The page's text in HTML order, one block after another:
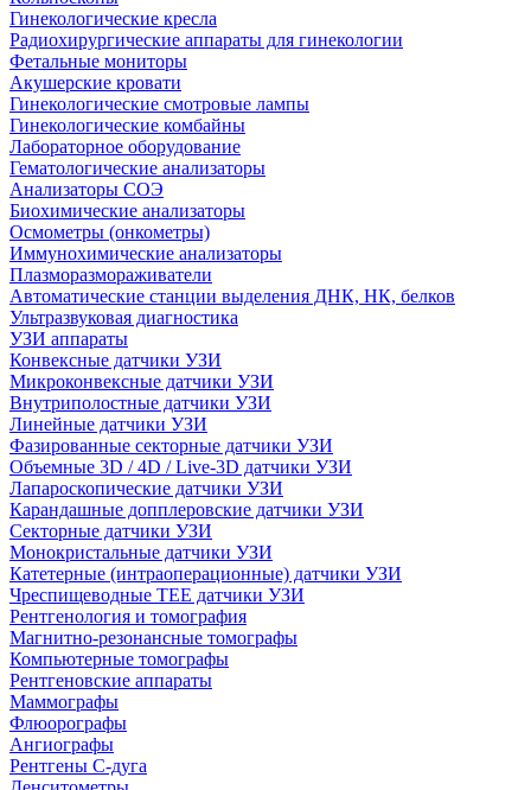
Гинекологические кресла
Радиохирургические аппараты для гинекологии
Фетальные мониторы
Акушерские кровати
Гинекологические смотровые лампы
Гинекологические комбайны
Лабораторное оборудование
Гематологические анализаторы
Анализаторы СОЭ
Биохимические анализаторы
Осмометры (онкометры)
Иммунохимические анализаторы
Плазморазмораживатели
Автоматические станции выделения ДНК, НК, белков
Ультразвуковая диагностика
УЗИ аппараты
Конвексные датчики УЗИ
Микроконвексные датчики УЗИ
Внутриполостные датчики УЗИ
Линейные датчики УЗИ
Фазированные секторные датчики УЗИ
Объемные 3D / 4D / Live-3D датчики УЗИ
Лапароскопические датчики УЗИ
Карандашные допплеровские датчики УЗИ
Секторные датчики УЗИ
Монокристальные датчики УЗИ
Катетерные (интраоперационные) датчики УЗИ
Чреспищеводные TEE датчики УЗИ
Рентгенология и томография
Магнитно-резонансные томографы
Компьютерные томографы
Рентгеновские аппараты
Маммографы
Флюорографы
Ангиографы
Рентгены С-дуга